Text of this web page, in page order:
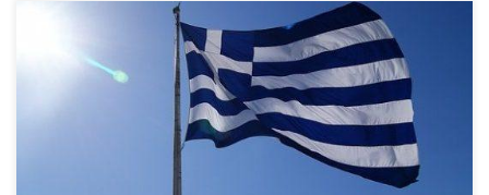
Grecja jest najnowszym państwem Europy, które zalegalizowało
marihuanę do celów medycznych i terapeutycznych. Premier
Alexis Tsipras poinformował przed kilkunastoma dniami na
konferencji prasowej, że niedługo będzie możliwym nabycie
cannabisu jako leku na receptę. Duża liczba chorób, jak bóle
przewlekłe, spazmy mięśniowe, epilepsja czy nowotwór mogą